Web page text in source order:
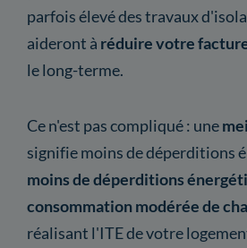
parfois élevé des travaux
aideront à réduire votre
le long-terme.
Ce n'est pas compliqué : une
signifie moins de déperditions
moins de déperditions
consommation modérée de
réalisant l'ITE de votre